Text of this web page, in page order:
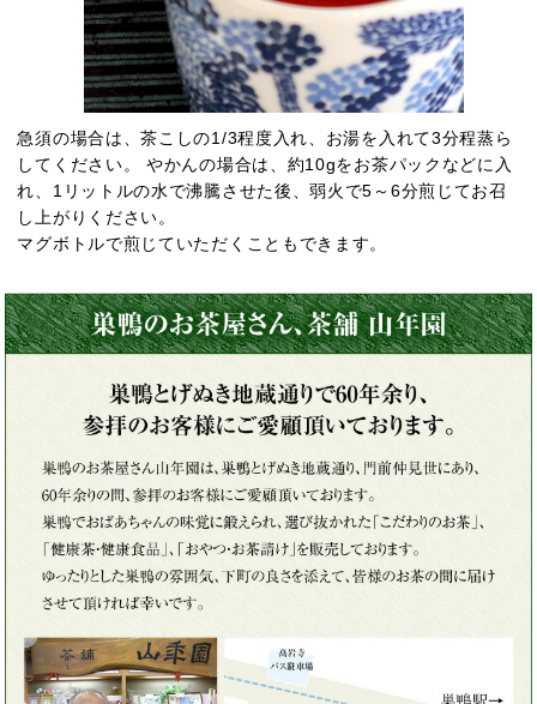
急須の場合は、茶こしの1/3程度入れ、お湯を入れて3分程蒸ら
してください。 やかんの場合は、約10gをお茶パックなどに入
れ、1リットルの水で沸騰させた後、弱火で5～6分煎じてお召
し上がりください。
マグボトルで煎じていただくこともできます。